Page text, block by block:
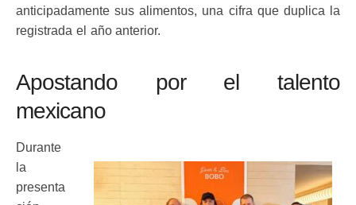
anticipadamente sus alimentos, una cifra que duplica la
registrada el año anterior.
Apostando por el talento
mexicano
Durante
la
presenta